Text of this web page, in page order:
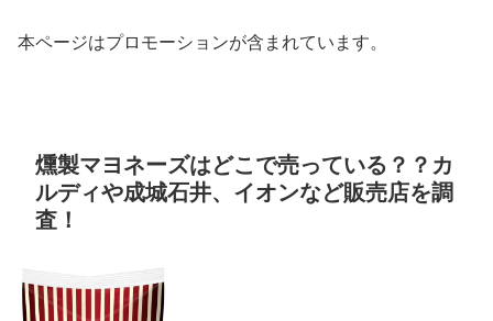
本ページはプロモーションが含まれています。
燻製マヨネーズはどこで売っている？？カ
ルディや成城石井、イオンなど販売店を調
査！